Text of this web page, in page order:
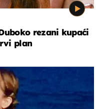
rezani kupaći
plan